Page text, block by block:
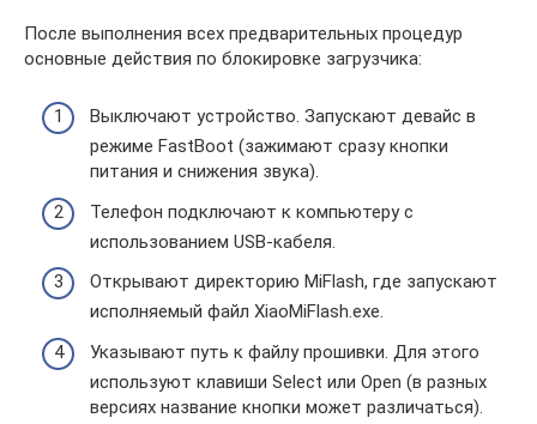
После выполнения всех предварительных процедур
основные действия по блокировке загрузчика:
Выключают устройство. Запускают девайс в
режиме FastBoot (зажимают сразу кнопки
питания и снижения звука).
Телефон подключают к компьютеру с
использованием USB-кабеля.
Открывают директорию MiFlash, где запускают
исполняемый файл XiaoMiFlash.exe.
Указывают путь к файлу прошивки. Для этого
используют клавиши Select или Open (в разных
версиях название кнопки может различаться).